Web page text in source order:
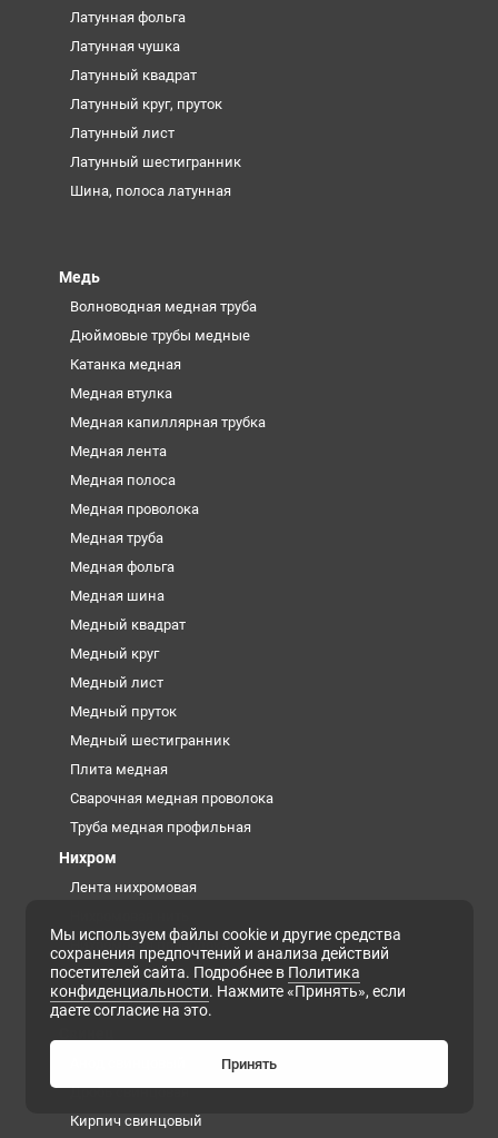
Латунная фольга
Латунная чушка
Латунный квадрат
Латунный круг, пруток
Латунный лист
Латунный шестигранник
Шина, полоса латунная
Медь
Волноводная медная труба
Дюймовые трубы медные
Катанка медная
Медная втулка
Медная капиллярная трубка
Медная лента
Медная полоса
Медная проволока
Медная труба
Медная фольга
Медная шина
Медный квадрат
Медный круг
Медный лист
Медный пруток
Медный шестигранник
Плита медная
Сварочная медная проволока
Труба медная профильная
Нихром
Лента нихромовая
Нихромовая проволока
Нихромовые трубы
Нихромовый круг
Дробь свинцовая
Кирпич свинцовый
Мы используем файлы cookie и другие средства
сохранения предпочтений и анализа действий
посетителей сайта. Подробнее в Политика
конфиденциальности. Нажмите «Принять», если
даете согласие на это.
Принять